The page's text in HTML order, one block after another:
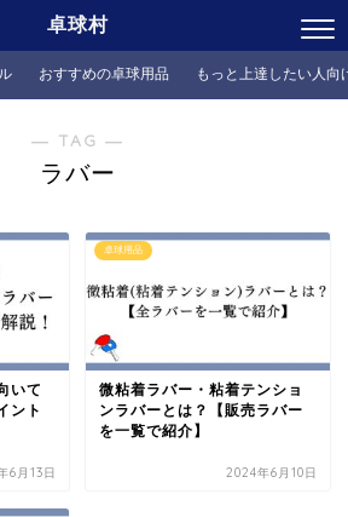
卓球村
おすすめの卓球用品 もっと上達したい人向
― TAG ―
ラバー
いて
ント
6月13日
卓球用品
微粘着ラバー・粘着テンショ
ンラバーとは？【販売ラバー
を一覧で紹介】
2024年6月10日